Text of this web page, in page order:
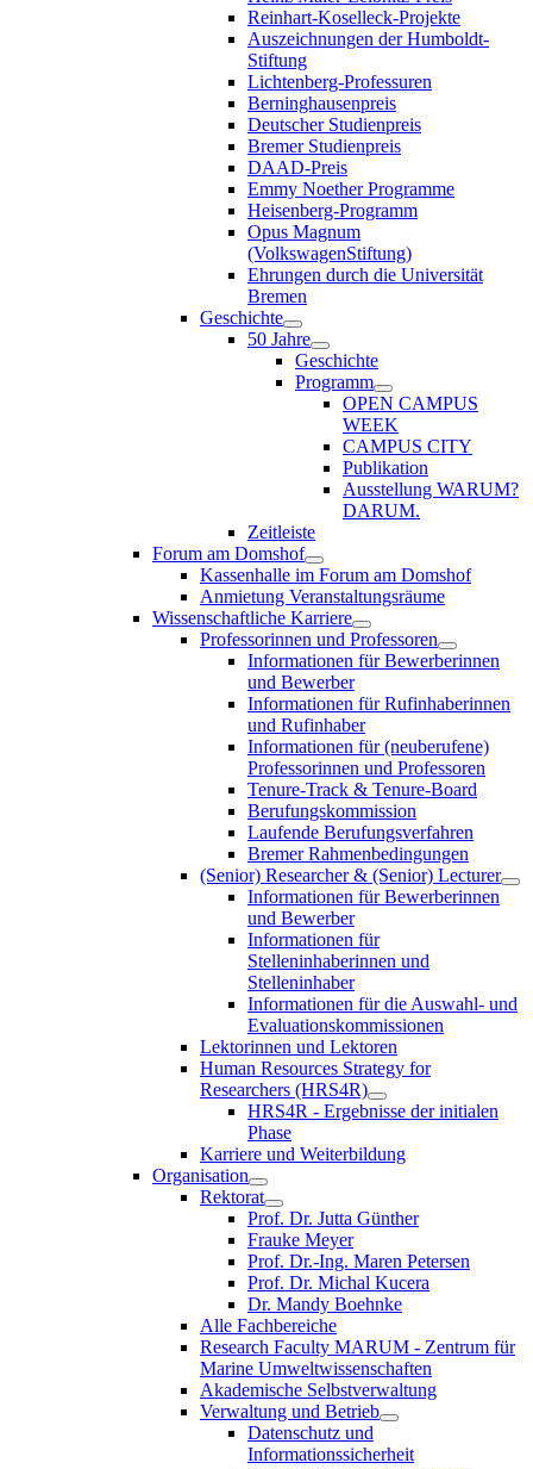
Reinhart-Koselleck-Projekte
Auszeichnungen der Humboldt-
Stiftung
Lichtenberg-Professuren
Berninghausenpreis
Deutscher Studienpreis
Bremer Studienpreis
DAAD-Preis
Emmy Noether Programme
Heisenberg-Programm
Opus Magnum
(VolkswagenStiftung)
Ehrungen durch die Universität
Bremen
Geschichte
50 Jahre
Geschichte
Programm
OPEN CAMPUS
WEEK
CAMPUS CITY
Publikation
Ausstellung WARUM?
DARUM.
Zeitleiste
Forum am Domshof
Kassenhalle im Forum am Domshof
Anmietung Veranstaltungsräume
Wissenschaftliche Karriere
Professorinnen und Professoren
Informationen für Bewerberinnen
und Bewerber
Informationen für Rufinhaberinnen
und Rufinhaber
Informationen für (neuberufene)
Professorinnen und Professoren
Tenure-Track & Tenure-Board
Berufungskommission
Laufende Berufungsverfahren
Bremer Rahmenbedingungen
(Senior) Researcher & (Senior) Lecturer
Informationen für Bewerberinnen
und Bewerber
Informationen für
Stelleninhaberinnen und
Stelleninhaber
Informationen für die Auswahl- und
Evaluationskommissionen
Lektorinnen und Lektoren
Human Resources Strategy for
Researchers (HRS4R)
HRS4R - Ergebnisse der initialen
Phase
Karriere und Weiterbildung
Organisation
Rektorat
Prof. Dr. Jutta Günther
Frauke Meyer
Prof. Dr.-Ing. Maren Petersen
Prof. Dr. Michal Kucera
Dr. Mandy Boehnke
Alle Fachbereiche
Research Faculty MARUM - Zentrum für
Marine Umweltwissenschaften
Akademische Selbstverwaltung
Verwaltung und Betrieb
Datenschutz und
Informationssicherheit